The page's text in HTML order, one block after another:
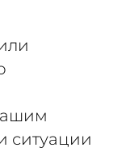
ситуации